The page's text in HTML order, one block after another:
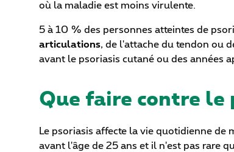
où la maladie est moins virulente.
5 à 10 % des personnes atteintes de
articulations, de l'attache du tendon ou
avant le psoriasis cutané ou des années
Que faire contre le
Le psoriasis affecte la vie quotidienne
avant l'âge de 25 ans et il n'est pas rare